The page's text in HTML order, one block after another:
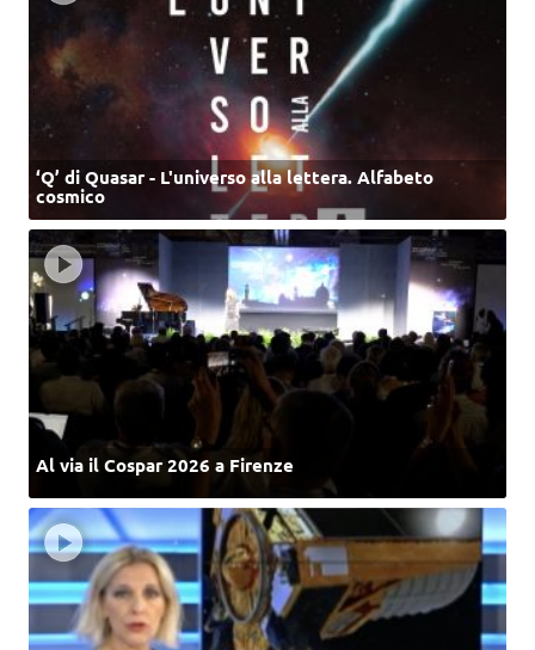
‘Q’ di Quasar - L'universo alla lettera. Alfabeto
cosmico
Al via il Cospar 2026 a Firenze